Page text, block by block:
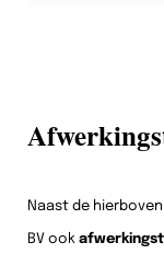
Naast de
BV ook